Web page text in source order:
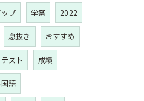
プ 学祭 2022
息抜き おすすめ
テスト 成績
語